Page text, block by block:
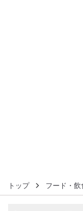
トップ フード・